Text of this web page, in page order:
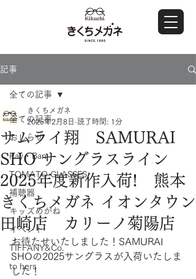
記事
全ての記事
おしらせ
Ray・Ban
TOMATO GLASSES
補聴器
キッズめがね
イベント
TIFFANY&Co.
to hers
全ての記事
サムライ翔 SAMURAI
SHO サングラスライン
2025年度新作入荷! 熊本
きくちメガネ イオンタウン
田崎店 カリーノ菊陽店
きくちメガネ
2025年2月8日 読了時間: 1分
お待たせいたしました！SAMURAI
SHOの2025サングラスが入荷いたしま
した！